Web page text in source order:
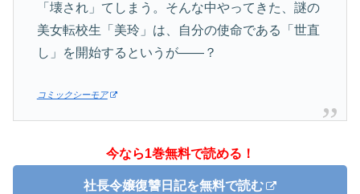
「壊され」てしまう。そんな中やってきた、謎の
美女転校生「美玲」は、自分の使命である「世直
し」を開始するというが――？
コミックシーモア
今なら1巻無料で読める！
社長令嬢復讐日記を無料で読む